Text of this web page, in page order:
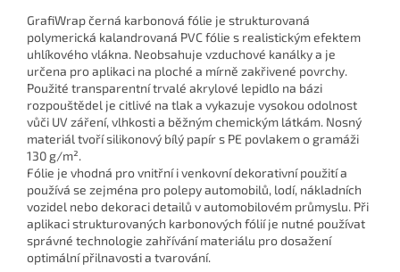
GrafiWrap černá karbonová fólie je strukturovaná
polymerická kalandrovaná PVC fólie s realistickým efektem
uhlíkového vlákna. Neobsahuje vzduchové kanálky a je
určena pro aplikaci na ploché a mírně zakřivené povrchy.
Použité transparentní trvalé akrylové lepidlo na bázi
rozpouštědel je citlivé na tlak a vykazuje vysokou odolnost
vůči UV záření, vlhkosti a běžným chemickým látkám. Nosný
materiál tvoří silikonový bílý papír s PE povlakem o gramáži
130 g/m².
Fólie je vhodná pro vnitřní i venkovní dekorativní použití a
používá se zejména pro polepy automobilů, lodí, nákladních
vozidel nebo dekoraci detailů v automobilovém průmyslu. Při
aplikaci strukturovaných karbonových fólií je nutné používat
správné technologie zahřívání materiálu pro dosažení
optimální přilnavosti a tvarování.